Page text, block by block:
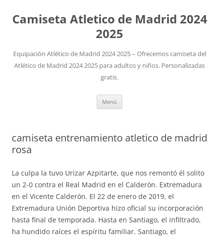
Camiseta Atletico de Madrid 2024
2025
Equipación Atlético de Madrid 2024 2025 – Ofrecemos camiseta del
Atlético de Madrid 2024 2025 para adultos y niños. Personalizadas
gratis.
Menú
camiseta entrenamiento atletico de madrid
rosa
La culpa la tuvo Urizar Azpitarte, que nos remontó él solito
un 2-0 contra el Real Madrid en el Calderón. Extremadura
en el Vicente Calderón. El 22 de enero de 2019, el
Extremadura Unión Deportiva hizo oficial su incorporación
hasta final de temporada. Hasta en Santiago, el infiltrado,
ha hundido raíces el espíritu familiar. Santiago, el